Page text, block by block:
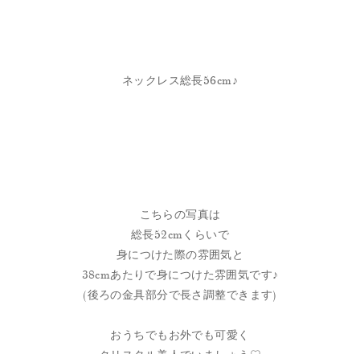
ネックレス総長56cm♪
こちらの写真は
総長52cmくらいで
身につけた際の雰囲気と
38cmあたりで身につけた雰囲気です♪
(後ろの金具部分で長さ調整できます)
おうちでもお外でも可愛く